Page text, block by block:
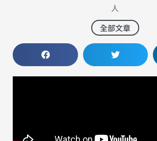
人
全部文章